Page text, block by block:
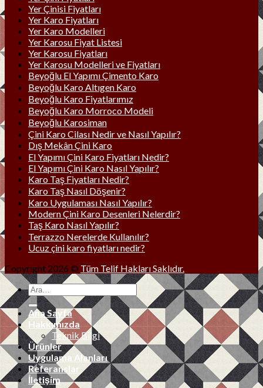
Yer Çinisi Fiyatları
Yer Karo Fiyatları
Yer Karo Modelleri
Yer Karosu Fiyat Listesi
Yer Karosu Fiyatları
Yer Karosu Modelleri ve Fiyatları
Beyoğlu El Yapımı Çimento Karo
Beyoğlu Karo Altıgen Karo
Beyoğlu Karo Fiyatlarımız
Beyoğlu Karo Morroco Modeli
Beyoğlu Karosiman
Çini Karo Cilası Nedir ve Nasıl Yapılır?
Dış Mekân Çini Karo
El Yapımı Çini Karo Fiyatları Nedir?
El Yapımı Çini Karo Nasıl Yapılır?
Karo Taş Fiyatları Nedir?
Karo Taş Nasıl Döşenir?
Karo Uygulaması Nasıl Yapılır?
Modern Çini Karo Desenleri Nelerdir?
Taş Karo Nasıl Yapılır?
Terrazzo Nerelerde Kullanılır?
Ucuz çini karo fiyatları nedir?
Copyright 2026 © Tüm Telif Hakları Saklıdır.
Ana Sayfa
Hakkımızda
Teknik Bilgi
Ürünler
Uygulama Alanları
Referanslar
İletişim